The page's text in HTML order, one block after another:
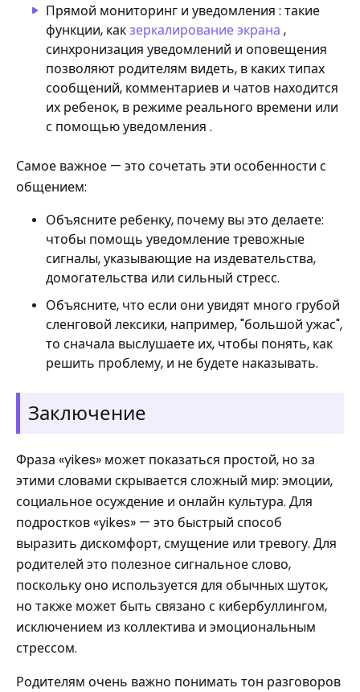
Прямой мониторинг и уведомления : такие
функции, какзеркалирование экрана ,
синхронизация уведомлений и оповещения
позволяют родителям видеть, в каких типах
сообщений, комментариев и чатов находится
их ребенок, в режиме реального времени или
с помощью уведомления .
Самое важное — это сочетать эти особенности с
общением:
Объясните ребенку, почему вы это делаете:
чтобы помощь уведомление тревожные
сигналы, указывающие на издевательства,
домогательства или сильный стресс.
Объясните, что если они увидят много грубой
сленговой лексики, например, "большой ужас",
то сначала выслушаете их, чтобы понять, как
решить проблему, и не будете наказывать.
Заключение
Фраза «yikes» может показаться простой, но за
этими словами скрывается сложный мир: эмоции,
социальное осуждение и онлайн культура. Для
подростков «yikes» — это быстрый способ
выразить дискомфорт, смущение или тревогу. Для
родителей это полезное сигнальное слово,
поскольку оно используется для обычных шуток,
но также может быть связано с кибербуллингом,
исключением из коллектива и эмоциональным
стрессом.
Родителям очень важно понимать тон разговоров